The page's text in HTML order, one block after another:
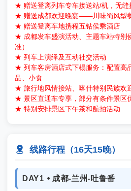
★ 赠送登离列车专车接送站/机，无缝
★ 赠送成都欢迎晚宴——川味蜀风型
★ 赠送登离车地携程五钻侯乘酒店
★ 成都发车盛演活动、主题车站特别
准）
★ 列车上演绎及互动社交活动
★ 列车客房酒店式下榻服务：配置高
品、小食
★ 旅行地风情接站、喀什特别民族欢
★ 景区直通车专享，部分有条件景区
★ 特别安排景区下午茶和航拍活动
 线路行程（16天15晚）
DAY1 ⦁ 成都-兰州-吐鲁番